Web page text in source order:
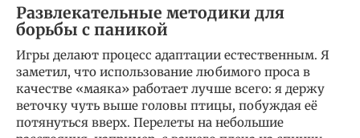
Развлекательные методики для
борьбы с паникой
Игры делают процесс адаптации естественным. Я
заметил, что использование любимого проса в
качестве «маяка» работает лучше всего: я держу
веточку чуть выше головы птицы, побуждая её
потянуться вверх. Перелеты на небольшие